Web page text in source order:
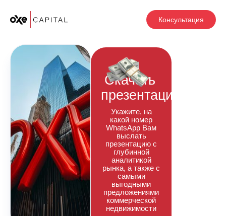
Консультация
Скачать
презентацию
Укажите, на
какой номер
WhatsApp Вам
выслать
презентацию с
глубинной
аналитикой
рынка, а также с
самыми
выгодными
предложениями
коммерческой
недвижимости